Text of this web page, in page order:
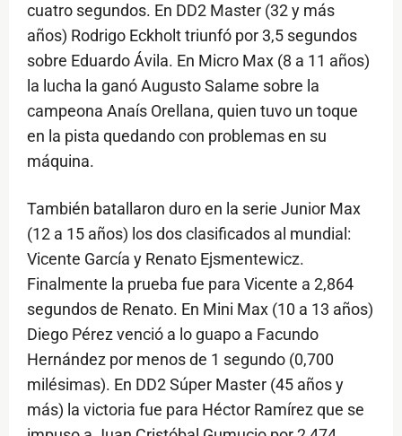
cuatro segundos. En DD2 Master (32 y más
años) Rodrigo Eckholt triunfó por 3,5 segundos
sobre Eduardo Ávila. En Micro Max (8 a 11 años)
la lucha la ganó Augusto Salame sobre la
campeona Anaís Orellana, quien tuvo un toque
en la pista quedando con problemas en su
máquina.
También batallaron duro en la serie Junior Max
(12 a 15 años) los dos clasificados al mundial:
Vicente García y Renato Ejsmentewicz.
Finalmente la prueba fue para Vicente a 2,864
segundos de Renato. En Mini Max (10 a 13 años)
Diego Pérez venció a lo guapo a Facundo
Hernández por menos de 1 segundo (0,700
milésimas). En DD2 Súper Master (45 años y
más) la victoria fue para Héctor Ramírez que se